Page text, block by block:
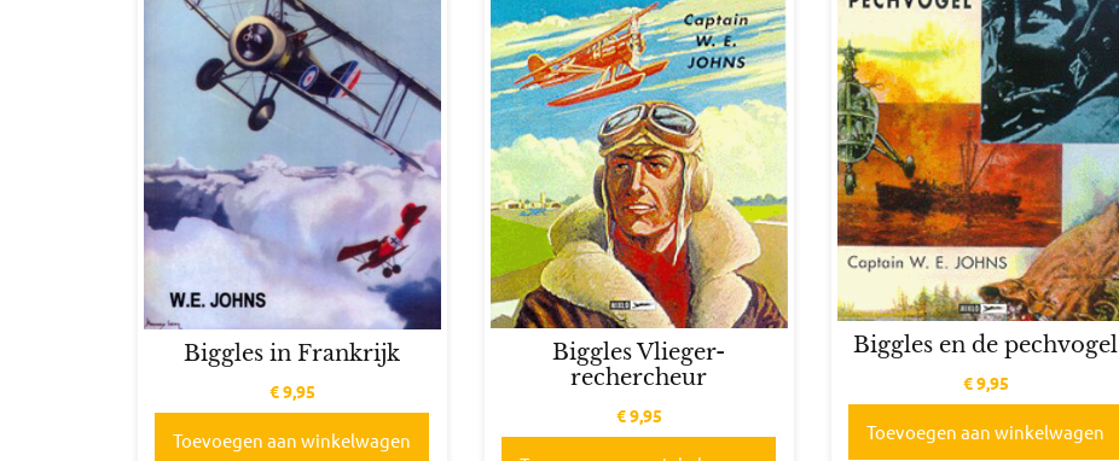
Biggles in Frankrijk
€9,95
Toevoegen aan winkelwagen
Biggles Vlieger-
rechercheur
€9,95
Biggles en de pechvogel
€9,95
Toevoegen aan winkelwagen